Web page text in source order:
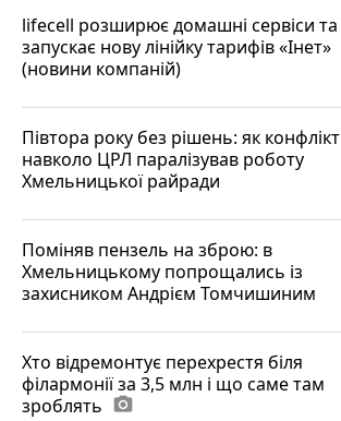
lifecell розширює домашні сервіси та
запускає нову лінійку тарифів «Інет»
(новини компаній)
Півтора року без рішень: як конфлікт
навколо ЦРЛ паралізував роботу
Хмельницької райради
Поміняв пензель на зброю: в
Хмельницькому попрощались із
захисником Андрієм Томчишиним
Хто відремонтує перехрестя біля
філармонії за 3,5 млн і що саме там
зроблять photo_camera